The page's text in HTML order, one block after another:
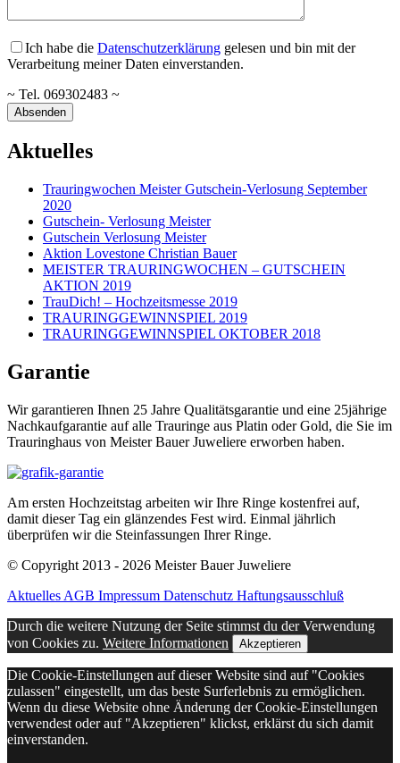
Ich habe die Datenschutzerklärung gelesen und bin mit der
Verarbeitung meiner Daten einverstanden.
~ Tel. 069302483 ~
Aktuelles
Trauringwochen Meister Gutschein-Verlosung September
2020
Gutschein- Verlosung Meister
Gutschein Verlosung Meister
Aktion Lovestone Christian Bauer
MEISTER TRAURINGWOCHEN – GUTSCHEIN
AKTION 2019
TrauDich! – Hochzeitsmesse 2019
TRAURINGGEWINNSPIEL 2019
TRAURINGGEWINNSPIEL OKTOBER 2018
Garantie
Wir garantieren Ihnen 25 Jahre Qualitätsgarantie und eine 25jährige
Nachkaufgarantie auf alle Trauringe aus Platin oder Gold, die Sie im
Trauringhaus von Meister Bauer Juweliere erworben haben.
Am ersten Hochzeitstag arbeiten wir Ihre Ringe kostenfrei auf,
damit dieser Tag ein glänzendes Fest wird. Einmal jährlich
überprüfen wir die Steinfassungen Ihrer Ringe.
© Copyright 2013 - 2026 Meister Bauer Juweliere
Aktuelles AGB Impressum Datenschutz Haftungsausschluß
Durch die weitere Nutzung der Seite stimmst du der Verwendung
von Cookies zu. Weitere Informationen Akzeptieren
Die Cookie-Einstellungen auf dieser Website sind auf "Cookies
zulassen" eingestellt, um das beste Surferlebnis zu ermöglichen.
Wenn du diese Website ohne Änderung der Cookie-Einstellungen
verwendest oder auf "Akzeptieren" klickst, erklärst du sich damit
einverstanden.